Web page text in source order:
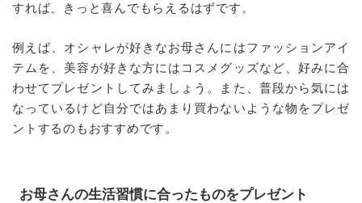
すれば、きっと喜んでもらえるはずです。
例えば、オシャレが好きなお母さんにはファッションアイ
テムを、美容が好きな方にはコスメグッズなど、好みに合
わせてプレゼントしてみましょう。また、普段から気には
なっているけど自分ではあまり買わないような物をプレゼ
ントするのもおすすめです。
お母さんの生活習慣に合ったものをプレゼント